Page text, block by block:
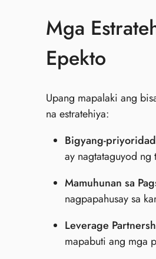
Mga
Epekto
Upang mapalaki ang
na estratehiya:
Bigyang-
ay nagtataguyod
Mamuhunan sa
nagpapahusay sa
Leverage
mapabuti ang mga